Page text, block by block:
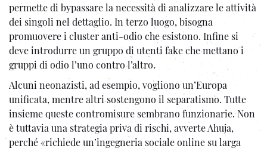
permette di bypassare la necessità di analizzare le attività
dei singoli nel dettaglio. In terzo luogo, bisogna
promuovere i cluster anti-odio che esistono. Infine si
deve introdurre un gruppo di utenti fake che mettano i
gruppi di odio l’uno contro l’altro.
Alcuni neonazisti, ad esempio, vogliono un’Europa
unificata, mentre altri sostengono il separatismo. Tutte
insieme queste contromisure sembrano funzionarie. Non
è tuttavia una strategia priva di rischi, avverte Ahuja,
perché «richiede un’ingegneria sociale online su larga